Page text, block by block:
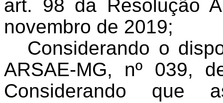
art. 98 da Resolução
novembro de 2019;
Considerando o
ARSAE-MG, nº 039,
Considerando que